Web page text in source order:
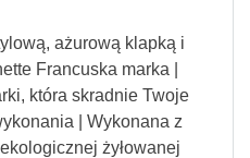
ażurową klapką i
Francuska marka |
która skradnie Twoje
| Wykonana z
żyłowanej